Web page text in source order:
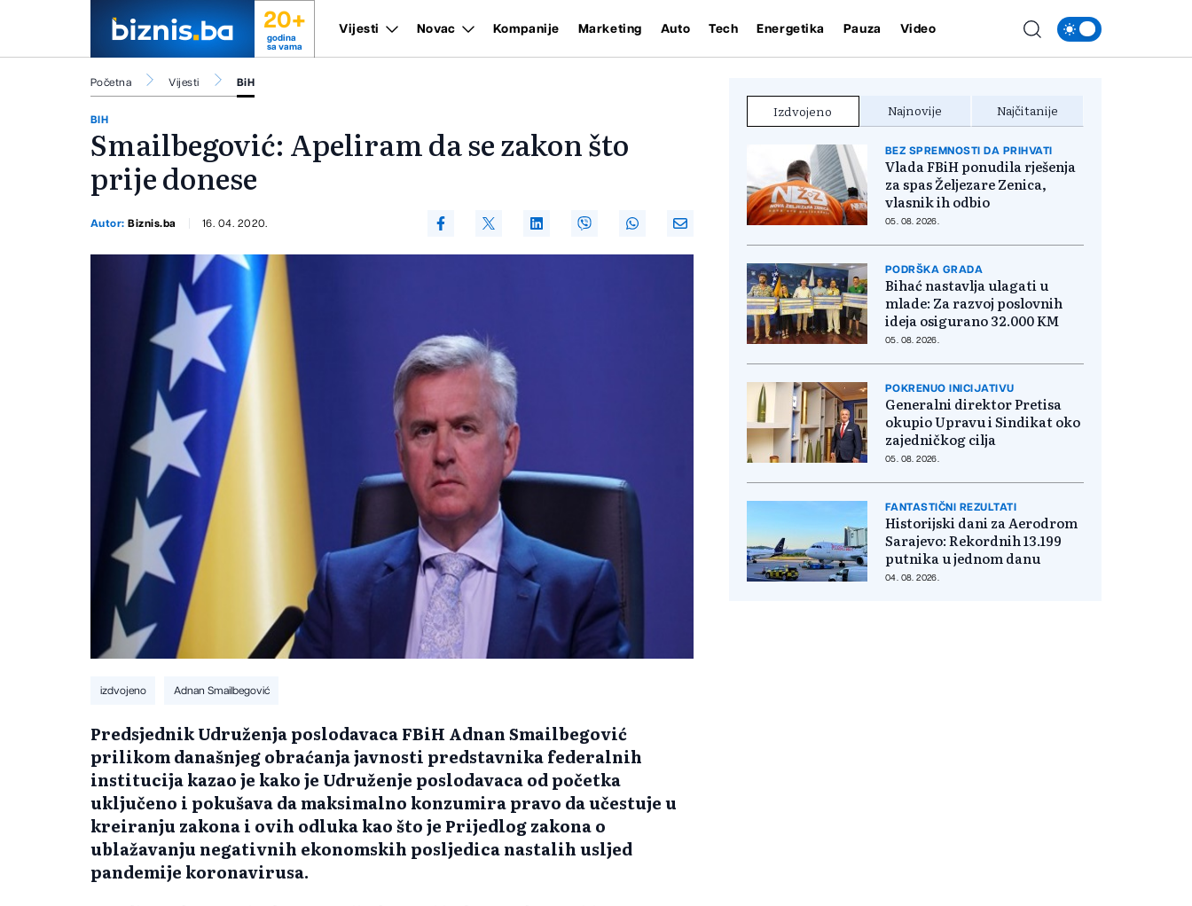
20+
godina
sa vama
Vijesti Novac Kompanije Marketing Auto Tech Energetika Pauza Video
Početna Vijesti BiH
BIH
Smailbegović: Apeliram da se zakon što
prije donese
Autor:Biznis.ba 16. 04. 2020.
izdvojeno Adnan Smailbegović
Predsjednik Udruženja poslodavaca FBiH Adnan Smailbegović
prilikom današnjeg obraćanja javnosti predstavnika federalnih
institucija kazao je kako je Udruženje poslodavaca od početka
uključeno i pokušava da maksimalno konzumira pravo da učestuje u
kreiranju zakona i ovih odluka kao što je Prijedlog zakona o
ublažavanju negativnih ekonomskih posljedica nastalih usljed
pandemije koronavirusa.
Izdvojeno Najnovije Najčitanije
BEZ SPREMNOSTI DA PRIHVATI
Vlada FBiH ponudila rješenja
za spas Željezare Zenica,
vlasnik ih odbio
05. 08. 2026.
PODRŠKA GRADA
Bihać nastavlja ulagati u
mlade: Za razvoj poslovnih
ideja osigurano 32.000 KM
05. 08. 2026.
POKRENUO INICIJATIVU
Generalni direktor Pretisa
okupio Upravu i Sindikat oko
zajedničkog cilja
05. 08. 2026.
FANTASTIČNI REZULTATI
Historijski dani za Aerodrom
Sarajevo: Rekordnih 13.199
putnika u jednom danu
04. 08. 2026.